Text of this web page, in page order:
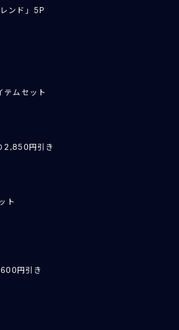
ンド」5P
テムセット
円引き
ト
円引き